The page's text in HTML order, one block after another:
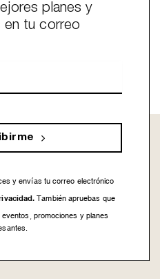
planes y
en tu correo
y envías tu correo electrónico
También apruebas que
promociones y planes